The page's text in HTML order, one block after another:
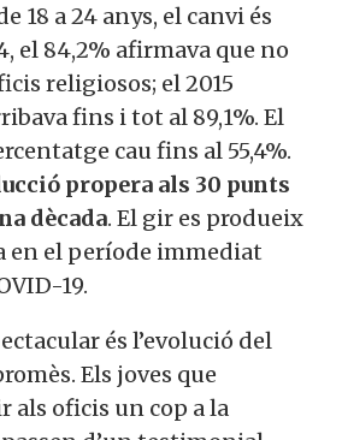
18 a 24 anys, el canvi és
el 84,2% afirmava que no
religiosos; el 2015
fins i tot al 89,1%. El
cau fins al 55,4%.
propera als 30 punts
dècada. El gir es produeix
en el període immediat
19.
és l’evolució del
Els joves que
als oficis un cop a la